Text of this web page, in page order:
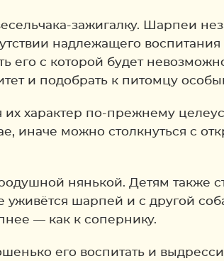
зажигалку. Шарпеи
надлежащего воспитания
его с которой будет
и подобрать к питомцу
их характер по-прежнему
иначе можно столкнуться с
нянькой. Детям также
уживётся шарпей и с другой
— как к сопернику.
его воспитать и